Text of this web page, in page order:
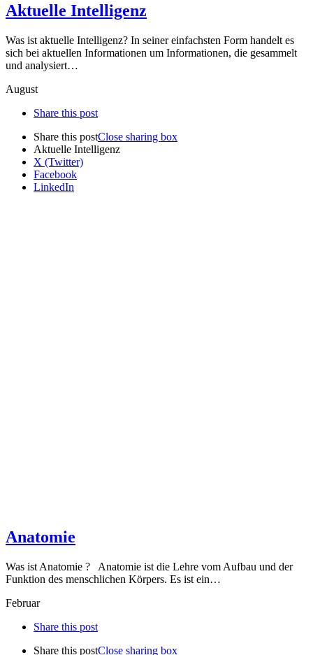
Aktuelle Intelligenz
Was ist aktuelle Intelligenz? In seiner einfachsten Form handelt es
sich bei aktuellen Informationen um Informationen, die gesammelt
und analysiert…
August
Share this post
Share this postClose sharing box
Aktuelle Intelligenz
X (Twitter)
Facebook
LinkedIn
Anatomie
Was ist Anatomie ? Anatomie ist die Lehre vom Aufbau und der
Funktion des menschlichen Körpers. Es ist ein…
Februar
Share this post
Share this postClose sharing box